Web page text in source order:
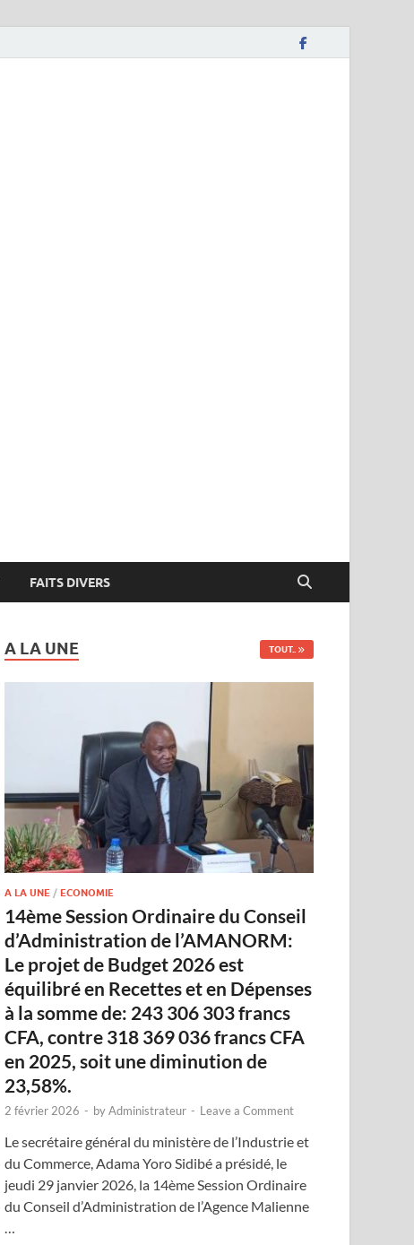
FAITS DIVERS
A LA UNE TOUT..
A LA UNE /ECONOMIE
14ème Session Ordinaire du Conseil
d’Administration de l’AMANORM:
Le projet de Budget 2026 est
équilibré en Recettes et en Dépenses
à la somme de: 243 306 303 francs
CFA, contre 318 369 036 francs CFA
en 2025, soit une diminution de
23,58%.
2 février 2026 - byAdministrateur - Leave a Comment
Le secrétaire général du ministère de l’Industrie et
du Commerce, Adama Yoro Sidibé a présidé, le
jeudi 29 janvier 2026, la 14ème Session Ordinaire
du Conseil d’Administration de l’Agence Malienne
…